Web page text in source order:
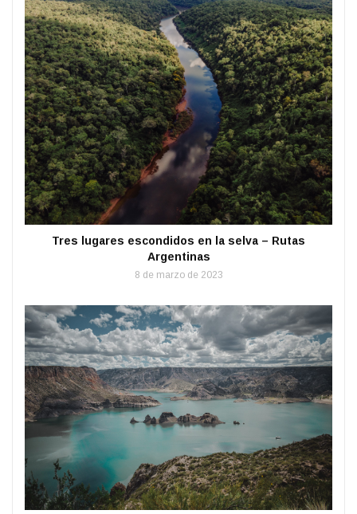
Tres lugares escondidos en la selva – Rutas
Argentinas
8 de marzo de 2023